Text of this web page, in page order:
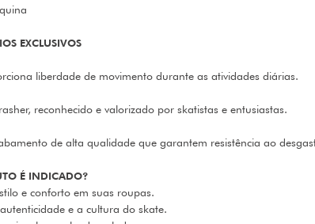
EXCLUSIVOS
liberdade de movimento durante as atividades diárias.
reconhecido e valorizado por skatistas e entusiastas.
de alta qualidade que garantem resistência ao
É INDICADO?
e conforto em suas roupas.
e a cultura do skate.